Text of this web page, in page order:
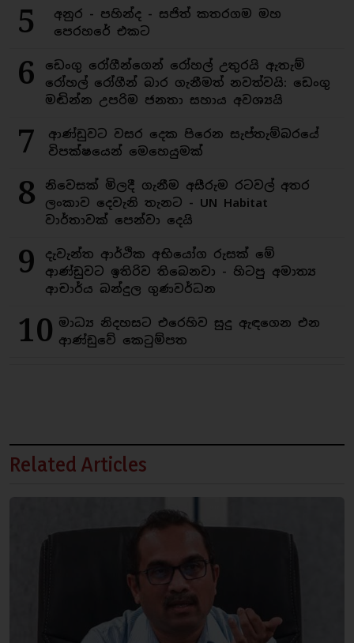
5
අනුර - පහින්ද - සජිත් කතරගම මහ
පෙරහරේ එකට
6
ඩෙංගු රෝගීන්ගෙන් රෝහල් උතුරයි ඇතැම්
රෝහල් රෝගීන් බාර ගැනීමත් නවත්වයි: ඩෙංගු
මඬින්න උපරිම ජනතා සහාය අවශ්‍යයි
7
ආණ්ඩුවට වසර දෙක පිරෙන සැප්තැම්බරයේ
විපක්ෂයෙන් මෙහෙයුමක්
8
නිවෙසක් මිලදී ගැනීම අසීරුම රටවල් අතර
ලංකාව දෙවැනි තැනට - UN Habitat
වාර්තාවක් පෙන්වා දෙයි
9
දැවැන්ත ආර්ථික අභියෝග රුසක් මේ
ආණ්ඩුවට ඉතිරිව තිබෙනවා - හිටපු අමාත්‍ය
ආචාර්ය බන්දුල ගුණවර්ධන
10 මාධ්‍ය නිදහසට එරෙහිව සුදු ඇඳගෙන එන
ආණ්ඩුවේ කෙටුම්පත
Related Articles